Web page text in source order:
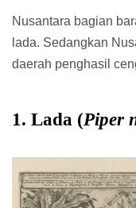
Nusantara bagian
lada. Sedangkan
daerah penghasil
1. Lada (Piper